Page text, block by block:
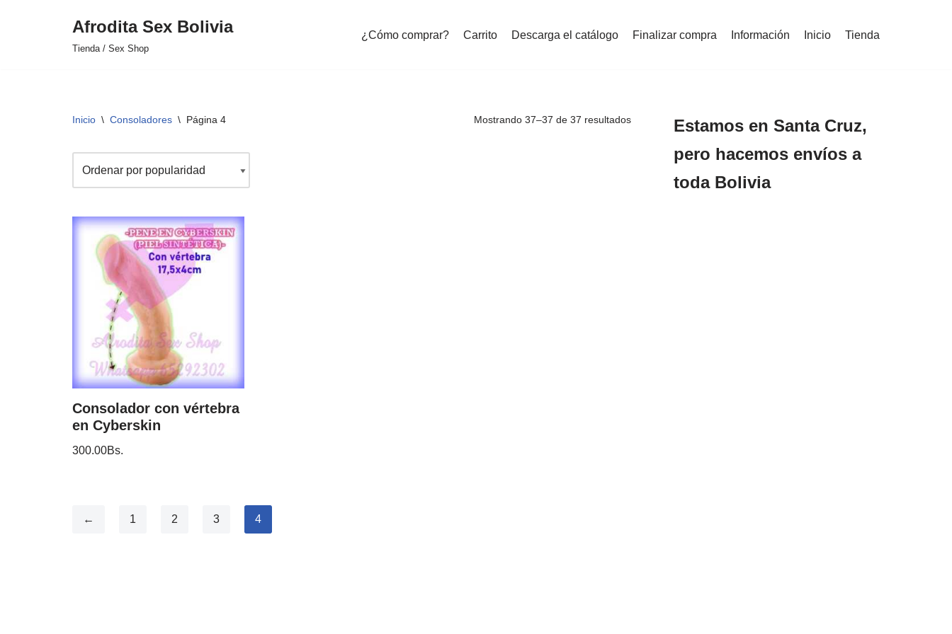
Afrodita Sex Bolivia
Tienda / Sex Shop
¿Cómo comprar? Carrito Descarga el catálogo Finalizar compra Información Inicio Tienda
Inicio \ Consoladores \ Página 4 Mostrando 37–37 de 37 resultados
Consolador con vértebra
en Cyberskin
300.00Bs.
← 1 2 3 4
Estamos en Santa Cruz,
pero hacemos envíos a
toda Bolivia